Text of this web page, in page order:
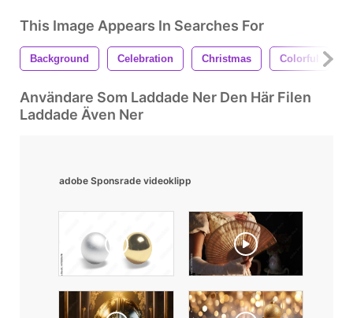
This Image Appears In Searches For
Background Celebration Christmas Colorful
Användare Som Laddade Ner Den Här Filen
Laddade Även Ner
adobe Sponsrade videoklipp